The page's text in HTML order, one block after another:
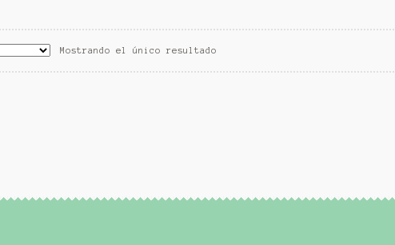
Mostrando el único resultado